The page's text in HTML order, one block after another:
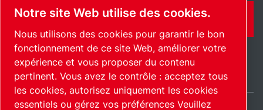
CONTACT
Notre site Web utilise des cookies.
Nous utilisons des cookies pour garantir le bon
fonctionnement de ce site Web, améliorer votre
expérience et vous proposer du contenu
pertinent. Vous avez le contrôle : acceptez tous
les cookies, autorisez uniquement les cookies
essentiels ou gérez vos préférences Veuillez